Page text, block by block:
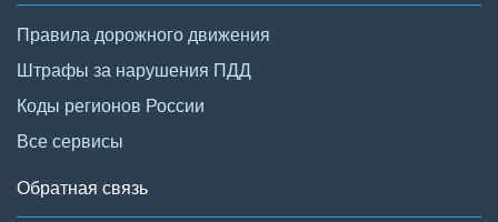
Правила дорожного движения
Штрафы за нарушения ПДД
Коды регионов России
Все сервисы
Обратная связь